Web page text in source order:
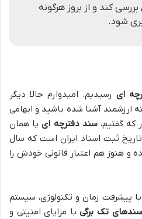
بررسی کند و از بروز هرگونه
شود.
ای رسیدیم. امیدوارم حالا دیگر
ارزشمند آشنا شده باشید و ابهامی
که گفتیم،سند دفترچه اییا همان
تاریخ ثبت اسناد ایران است که سال
و هنوز هم اعتبار قانونی خودش را
پیشرفت زمان و تکنولوژی، سیستم
سندهای تک برگیبا مزایای امنیتی و